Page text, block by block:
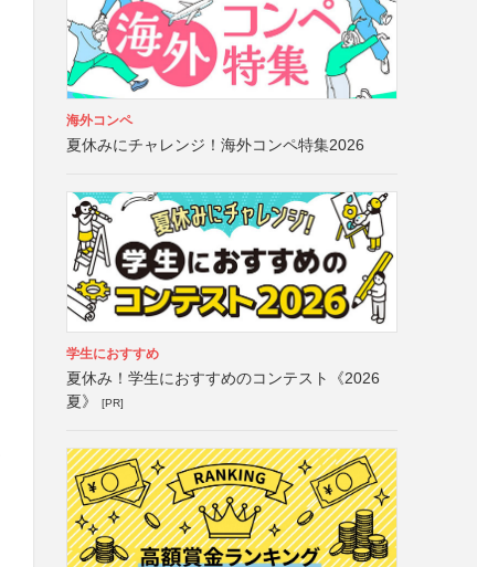
海外コンペ
夏休みにチャレンジ！海外コンペ特集2026
学生におすすめ
夏休み！学生におすすめのコンテスト《2026
夏》
[PR]